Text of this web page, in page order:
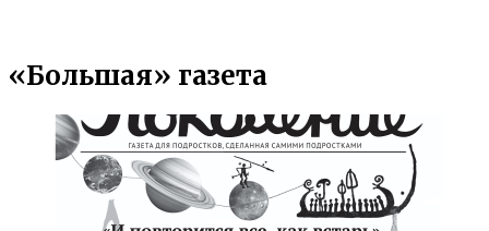
«Большая» газета